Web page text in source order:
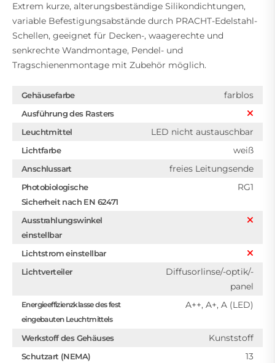
Extrem kurze, alterungsbeständige Silikondichtungen,
variable Befestigungsabstände durch PRACHT-Edelstahl-
Schellen, geeignet für Decken-, waagerechte und
senkrechte Wandmontage, Pendel- und
Tragschienenmontage mit Zubehör möglich.
Gehäusefarbe farblos
Ausführung des Rasters
Leuchtmittel
LED nicht austauschbar
Lichtfarbe weiß
Anschlussart freies Leitungsende
Photobiologische
Sicherheit nach EN 62471
RG1
Ausstrahlungswinkel
einstellbar
Lichtstrom einstellbar
Lichtverteiler
Diffusorlinse/-optik/-
panel
Energieeffizienzklasse des fest
eingebauten Leuchtmittels
A++, A+, A (LED)
Werkstoff des Gehäuses Kunststoff
Schutzart (NEMA) 13